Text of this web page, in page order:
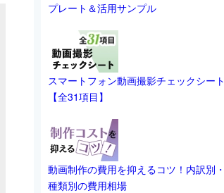
プレート＆活用サンプル
スマートフォン動画撮影チェックシート
【全31項目】
動画制作の費用を抑えるコツ！内訳別・
種類別の費用相場